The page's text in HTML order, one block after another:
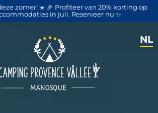
zomer! ☀️ 🎉 Profiteer van 20% korting op
in juli. Reserveer nu ✨
NL